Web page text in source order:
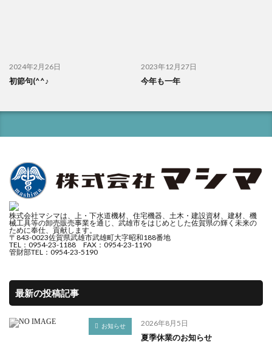
2024年2月26日
初節句(^^♪
2023年12月27日
今年も一年
株式会社マシマは、上・下水道機材、住宅機器、土木・建設資材、建材、機
械工具等の卸売販売事業を通じ、武雄市をはじめとした佐賀県の輝く未来の
ために奉仕、貢献します。
〒843-0023佐賀県武雄市武雄町大字昭和188番地
TEL：0954-23-1188 FAX：0954-23-1190
管財部TEL：0954-23-5190
最新の投稿記事
お知らせ 2026年8月5日
夏季休業のお知らせ